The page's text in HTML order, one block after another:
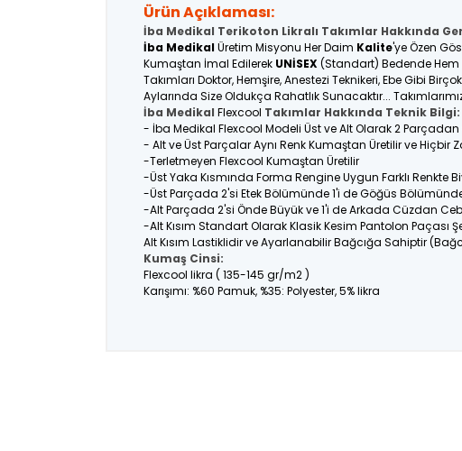
Ürün Açıklaması:
İba Medikal Terikoton Likralı Takımlar Hakkında
İba MedikalÜretim Misyonu Her Daim Kalite'ye Özen
Kumaştan İmal Edilerek UNİSEX (Standart) Bedende Hem
Takımları Doktor, Hemşire, Anestezi Teknikeri, Ebe Gibi
Aylarında Size Oldukça Rahatlık Sunacaktır...
İba Medikal Flexcool Takımlar Hakkında Teknik Bilgi:
- İba Medikal Flexcool Modeli Üst ve Alt Olarak 2 Parçadan
- Alt ve Üst Parçalar Aynı Renk Kumaştan Üretilir ve Hiçbir
-Terletmeyen Flexcool Kumaştan Üretilir
-Üst Yaka Kısmında Forma Rengine Uygun Farklı Renkte
-Üst Parçada 2'si Etek Bölümünde 1'i de Göğüs
-Alt Parçada 2'si Önde Büyük ve 1'i de Arkada Cüzdan
-Alt Kısım Standart Olarak Klasik Kesim Pantolon Paçası
Alt Kısım Lastiklidir ve Ayarlanabilir Bağcığa Sahiptir
Kumaş Cinsi:
Flexcool likra ( 135-145 gr/m2 )
Karışımı: %60 Pamuk, %35: Polyester, 5% likra